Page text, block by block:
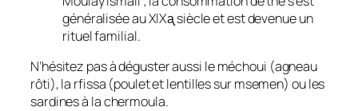
généralisée au XIXᶏ siècle et est devenue un
rituel familial.
N’hésitez pas à déguster aussi le méchoui (agneau
rôti), la rfissa (poulet et lentilles sur msemen) ou les
sardines à la chermoula.